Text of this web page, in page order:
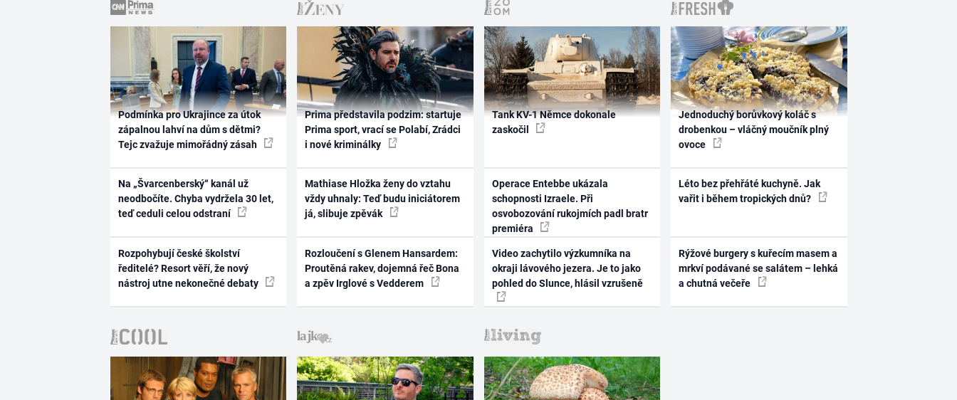
Podmínka pro Ukrajince za útok
zápalnou lahví na dům s dětmi?
Tejc zvažuje mimořádný zásah
Na „Švarcenberský“ kanál už
neodbočíte. Chyba vydržela 30 let,
teď ceduli celou odstraní
Rozpohybují české školství
ředitelé? Resort věří, že nový
nástroj utne nekonečné debaty
Prima představila podzim: startuje
Prima sport, vrací se Polabí, Zrádci
i nové kriminálky
Mathiase Hložka ženy do vztahu
vždy uhnaly: Teď budu iniciátorem
já, slibuje zpěvák
Rozloučení s Glenem Hansardem:
Proutěná rakev, dojemná řeč Bona
a zpěv Irglové s Vedderem
Tank KV-1 Němce dokonale
zaskočil
Operace Entebbe ukázala
schopnosti Izraele. Při
osvobozování rukojmích padl bratr
premiéra
Video zachytilo výzkumníka na
okraji lávového jezera. Je to jako
pohled do Slunce, hlásil vzrušeně
Jednoduchý borůvkový koláč s
drobenkou – vláčný moučník plný
ovoce
Léto bez přehřáté kuchyně. Jak
vařit i během tropických dnů?
Rýžové burgery s kuřecím masem a
mrkví podávané se salátem – lehká
a chutná večeře